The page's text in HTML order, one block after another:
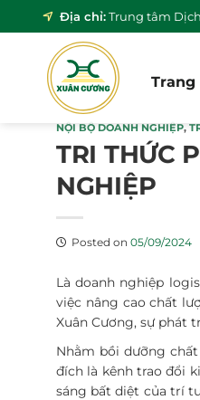
to
content
Địa chỉ:Trung tâm
Trang
NỘI BỘ DOANH NGHIỆP,
TRI THỨC
NGHIỆP
Posted on 05/09/2024
Là doanh nghiệp
việc nâng cao chất
Xuân Cương, sự phát
Nhằm bồi dưỡng
đích là kênh trao đổi
sáng bất diệt của trí